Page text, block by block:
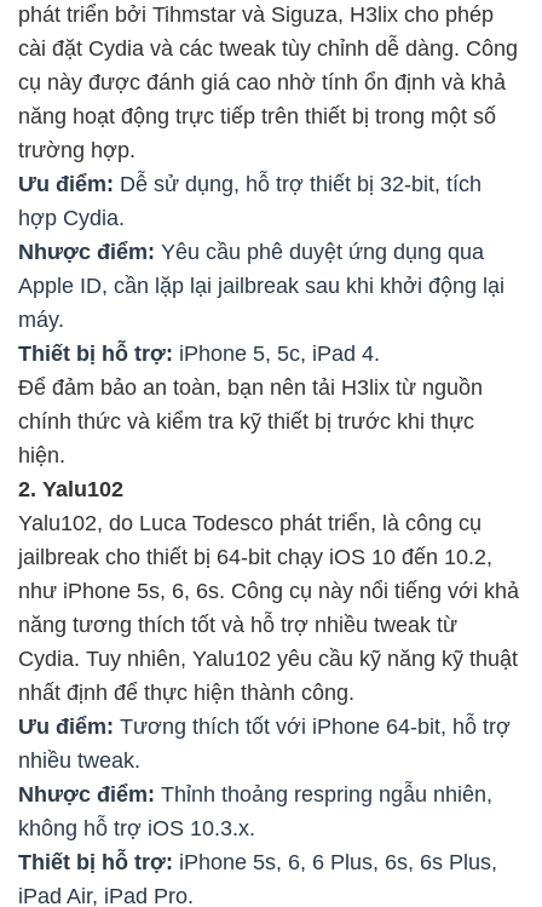
phát triển bởi Tihmstar và Siguza, H3lix cho phép
cài đặt Cydia và các tweak tùy chỉnh dễ dàng. Công
cụ này được đánh giá cao nhờ tính ổn định và khả
năng hoạt động trực tiếp trên thiết bị trong một số
trường hợp.
Ưu điểm: Dễ sử dụng, hỗ trợ thiết bị 32-bit, tích
hợp Cydia.
Nhược điểm: Yêu cầu phê duyệt ứng dụng qua
Apple ID, cần lặp lại jailbreak sau khi khởi động lại
máy.
Thiết bị hỗ trợ: iPhone 5, 5c, iPad 4.
Để đảm bảo an toàn, bạn nên tải H3lix từ nguồn
chính thức và kiểm tra kỹ thiết bị trước khi thực
hiện.
2. Yalu102
Yalu102, do Luca Todesco phát triển, là công cụ
jailbreak cho thiết bị 64-bit chạy iOS 10 đến 10.2,
như iPhone 5s, 6, 6s. Công cụ này nổi tiếng với khả
năng tương thích tốt và hỗ trợ nhiều tweak từ
Cydia. Tuy nhiên, Yalu102 yêu cầu kỹ năng kỹ thuật
nhất định để thực hiện thành công.
Ưu điểm: Tương thích tốt với iPhone 64-bit, hỗ trợ
nhiều tweak.
Nhược điểm: Thỉnh thoảng respring ngẫu nhiên,
không hỗ trợ iOS 10.3.x.
Thiết bị hỗ trợ: iPhone 5s, 6, 6 Plus, 6s, 6s Plus,
iPad Air, iPad Pro.